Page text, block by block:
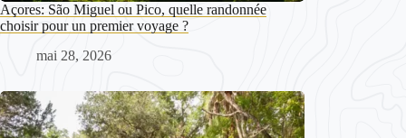
Açores: São Miguel ou Pico, quelle randonnée
choisir pour un premier voyage ?
mai 28, 2026